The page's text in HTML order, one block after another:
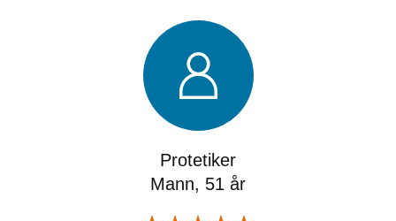
Protetiker
Mann, 51 år